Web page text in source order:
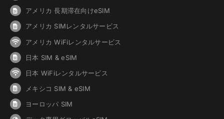
アメリカ 長期滞在向けeSIM
アメリカ SIMレンタルサービス
アメリカ WiFiレンタルサービス
日本 SIM & eSIM
日本 WiFiレンタルサービス
メキシコ SIM & eSIM
ヨーロッパ SIM